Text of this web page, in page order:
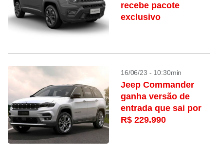
recebe pacote
exclusivo
16/06/23 - 10:30min
Jeep Commander
ganha versão de
entrada que sai por
R$ 229.990